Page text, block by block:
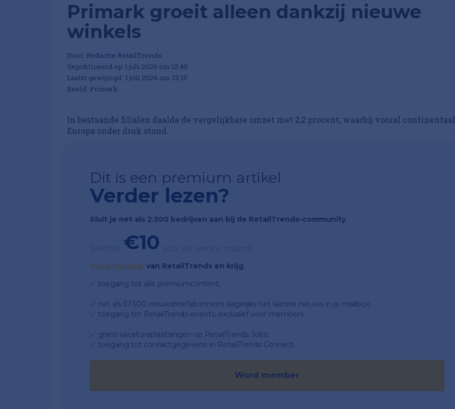
Primark groeit alleen dankzij nieuwe
winkels
Door: Redactie RetailTrends
Gepubliceerd op 1 juli 2026 om 12:40
Laatst gewijzigd: 1 juli 2026 om 13:15
Beeld: Primark
In bestaande filialen daalde de vergelijkbare omzet met 2,2 procent, waarbij vooral continentaal
Europa onder druk stond.
Dit is een premium artikel
Verder lezen?
Sluit je net als 2.500 bedrijven aan bij de RetailTrends-community
€10
Word member van RetailTrends en krijg;
✅ toegang tot alle premiumcontent;
✅ net als 57.500 nieuwsbriefabonnees dagelijks het laatste nieuws in je mailbox;
✅ toegang tot RetailTrends-events, exclusief voor members.
✅ gratis vacatureplaatsingen op RetailTrends Jobs;
✅ toegang tot contactgegevens in RetailTrends Connect.
Word member